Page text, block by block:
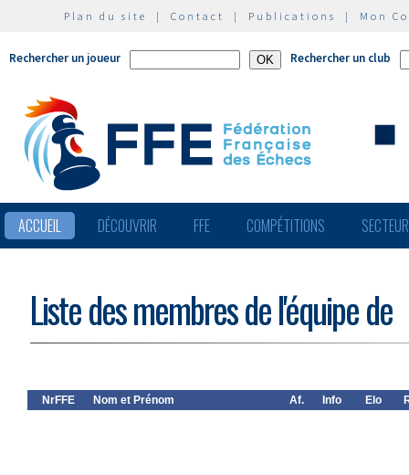
Plan du site | Contact | Publications | Mon
Rechercher un joueur Rechercher un club
ACCUEIL DÉCOUVRIR FFE COMPÉTITIONS
Liste des membres de l'équipe de
NrFFE Nom et Prénom Af. Info Elo